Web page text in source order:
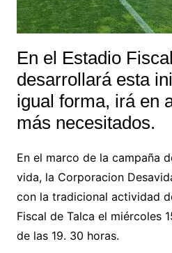
En el Estadio
desarrollará esta
igual forma, irá en
más necesitados.
En el marco de la campaña
vida, la Corporacion
con la tradicional actividad
Fiscal de Talca el miércoles
de las 19. 30 horas.